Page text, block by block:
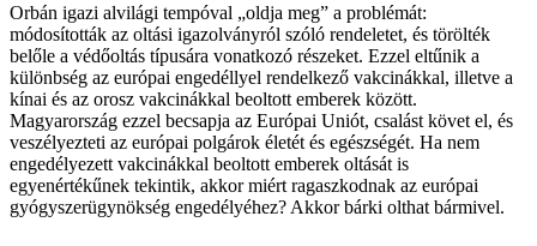
Orbán igazi alvilági tempóval „oldja meg” a problémát:
módosították az oltási igazolványról szóló rendeletet, és törölték
belőle a védőoltás típusára vonatkozó részeket. Ezzel eltűnik a
különbség az európai engedéllyel rendelkező vakcinákkal, illetve a
kínai és az orosz vakcinákkal beoltott emberek között.
Magyarország ezzel becsapja az Európai Uniót, csalást követ el, és
veszélyezteti az európai polgárok életét és egészségét. Ha nem
engedélyezett vakcinákkal beoltott emberek oltását is
egyenértékűnek tekintik, akkor miért ragaszkodnak az európai
gyógyszerügynökség engedélyéhez? Akkor bárki olthat bármivel.